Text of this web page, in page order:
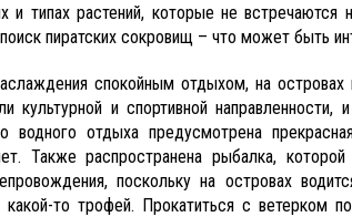
и типах растений, которые не
пиратских сокровищ – что может быть
спокойным отдыхом, на
культурной и спортивной
водного отдыха предусмотрена
Также распространена рыбалка,
поскольку на островах
какой-то трофей. Прокатиться с ветерком